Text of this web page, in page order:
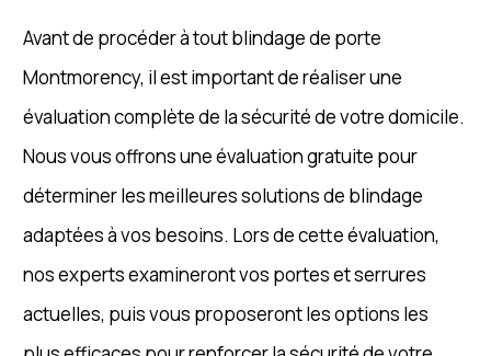
Avant de procéder à tout blindage de porte
Montmorency, il est important de réaliser une
évaluation complète de la sécurité de votre domicile.
Nous vous offrons une évaluation gratuite pour
déterminer les meilleures solutions de blindage
adaptées à vos besoins. Lors de cette évaluation,
nos experts examineront vos portes et serrures
actuelles, puis vous proposeront les options les